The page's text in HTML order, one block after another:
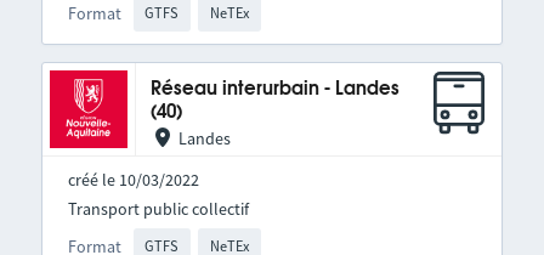
Format GTFS NeTEx
Réseau interurbain - Landes
(40)
Landes
créé le 10/03/2022
Format GTFS NeTEx
Transport public collectif